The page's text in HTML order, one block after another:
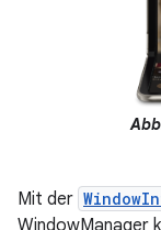
Mit der
WindowManager